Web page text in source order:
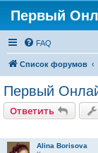
Первый
FAQ
Список форумов
Первый
Ответить
Alina Borisova